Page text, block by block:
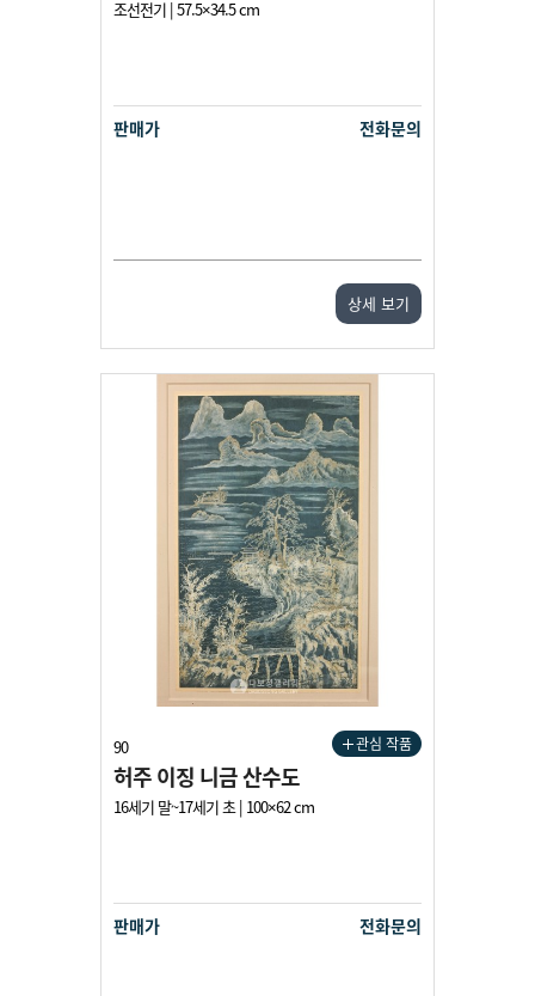
조선전기 | 57.5×34.5 cm
판매가 전화문의
상세 보기
관심 작품
90
허주 이징 니금 산수도
16세기 말~17세기 초 | 100×62 cm
판매가 전화문의